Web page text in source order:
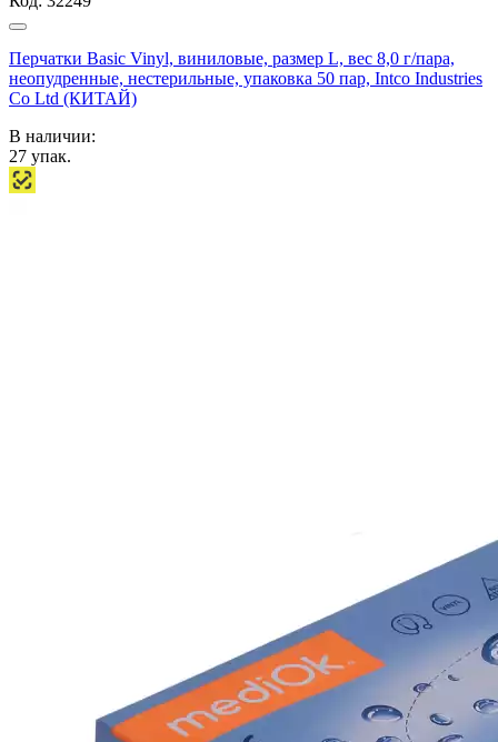
Перчатки Basic Vinyl, виниловые, размер L, вес 8,0 г/пара,
неопудренные, нестерильные, упаковка 50 пар, Intco Industries
Co Ltd (КИТАЙ)
В наличии:
27 упак.